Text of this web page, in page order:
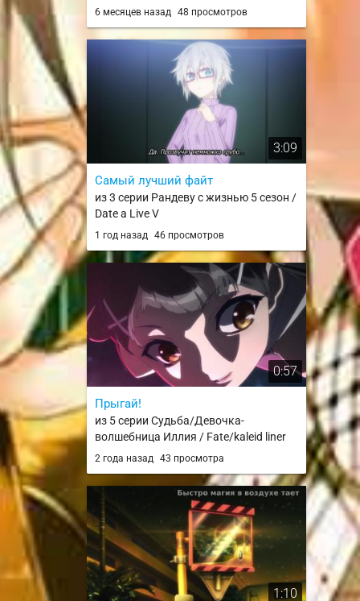
Nekketsu-hen
6 месяцев назад 48 просмотров
3:09
Самый лучший файт
из 3 серии Рандеву с жизнью 5 сезон /
Date a Live V
1 год назад 46 просмотров
0:57
Прыгай!
из 5 серии Судьба/Девочка-
волшебница Иллия / Fate/kaleid liner
Prisma☆Illya / F/K
2 года назад 43 просмотра
1:10